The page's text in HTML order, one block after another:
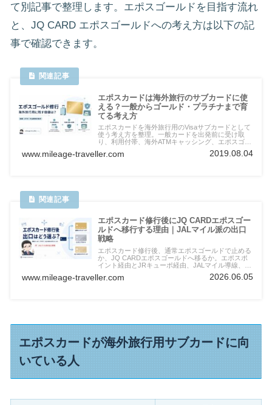
て別記事で整理します。エポスゴールドを目指す流れ
と、JQ CARD エポスゴールドへの考え方は以下の記
事で確認できます。
エポスカードは海外旅行のサブカードに使
える？一般からゴールド・プラチナまで育
てる考え方
エポスカードを海外旅行用のVisaサブカードとして
使う考え方を整理。一般カードを出発前に受け取
り、利用付帯、海外ATMキャッシング、エポスゴー
ルド招待、プラチナのプライオリティ・パスまで確
認します。
www.mileage-traveller.com 2019.08.04
エポスカード修行後にJQ CARDエポスゴー
ルドへ移行する理由｜JALマイル派の出口
戦略
エポスカード修行後、通常エポスゴールドで止める
か、JQ CARDエポスゴールドへ移るか。エポスポ
イント経由とJRキューポ経由、JALマイル導線、プ
ラチナを狙う人の注意点を整理します。
www.mileage-traveller.com 2026.06.05
エポスカードが海外旅行用サブカードに向
いている人